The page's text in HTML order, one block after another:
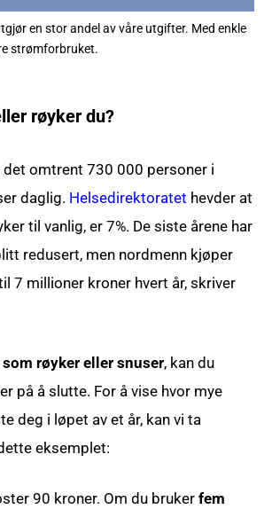
en stor andel av våre utgifter. Med enkle
strømforbruket.
røyker du?
det omtrent 730 000 personer i
daglig. Helsedirektoratet hevder at
til vanlig, er 7%. De siste årene har
redusert, men nordmenn kjøper
7 millioner kroner hvert år, skriver
som røyker eller snuser, kan du
på å slutte. For å vise hvor mye
deg i løpet av et år, kan vi ta
eksemplet:
90 kroner. Om du brukerfem